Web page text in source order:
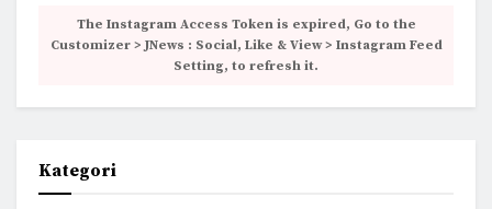
The Instagram Access Token is expired, Go to the
Customizer > JNews : Social, Like & View > Instagram Feed
Setting, to refresh it.
Kategori